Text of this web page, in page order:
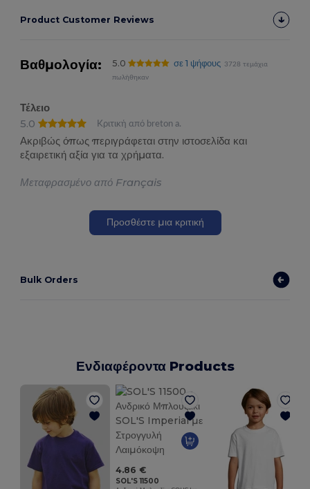
Product Customer Reviews
Βαθμολογία: 5.0 σε 1 ψήφους
3728 τεμάχια
πωλήθηκαν
Τέλειο
5.0
Κριτική από breton a.
Ακριβώς όπως περιγράφεται στην ιστοσελίδα και
εξαιρετική αξία για τα χρήματα.
Μεταφρασμένο από Français
Προσθέστε μια κριτική
Bulk Orders
Ενδιαφέροντα Products
4.86 €
SOL'S 11500